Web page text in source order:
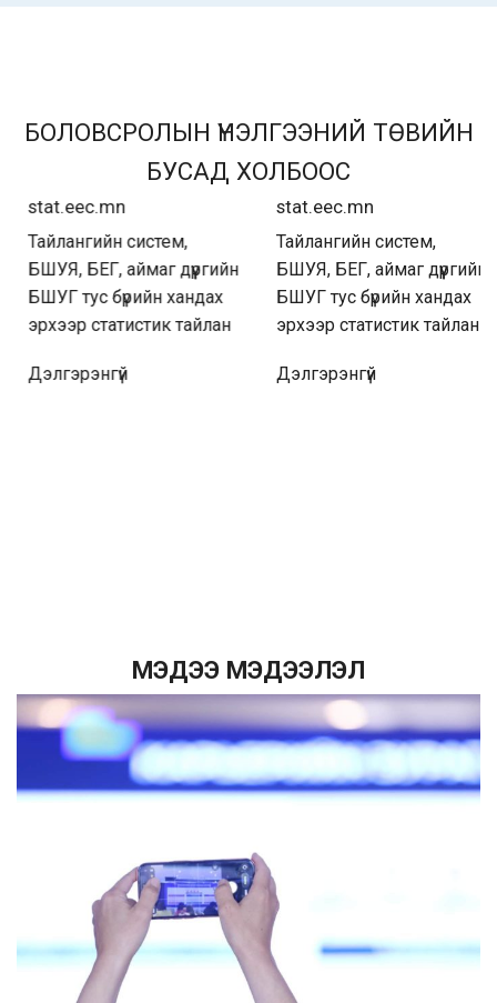
БОЛОВСРОЛЫН ҮНЭЛГЭЭНИЙ ТӨВИЙН
БУСАД ХОЛБООС
stat.eec.mn
Тайлангийн систем,
БШУЯ, БЕГ, аймаг дүүргийн
БШУГ тус бүрийн хандах
эрхээр статистик тайлан
Дэлгэрэнгүй
stat.eec.mn
Тайлангийн систем,
БШУЯ, БЕГ, аймаг дүүргийн
БШУГ тус бүрийн хандах
эрхээр статистик тайлан
Дэлгэрэнгүй
МЭДЭЭ МЭДЭЭЛЭЛ